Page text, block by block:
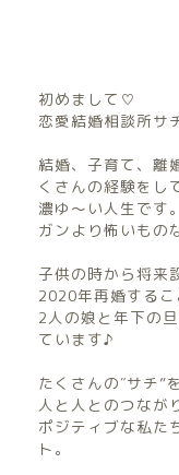
初めまして♡
恋愛結婚相談所サ
結婚、子育て、離
くさんの経験をし
濃ゆ〜い人生です
ガンより怖いもの
子供の時から将来
2020年再婚する
2人の娘と年下の
ています♪
たくさんの″サチ”
人と人とのつなが
ポジティブな私た
ト。